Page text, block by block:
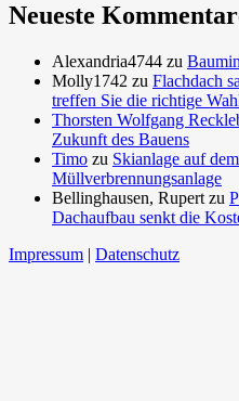
Neueste
Alexandria4744 zu
Molly1742 zu Flachdach
treffen Sie die richtige
Thorsten Wolfgang
Zukunft des Bauens
Timo zu Skianlage auf
Müllverbrennungsanlage
Bellinghausen, Rupert zu
Dachaufbau senkt die
Impressum | Datenschutz